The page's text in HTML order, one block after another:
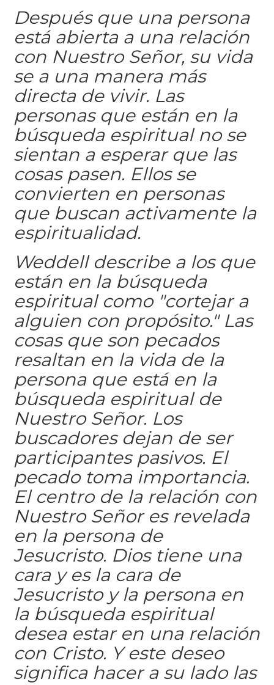
Después que una persona
está abierta a una relación
con Nuestro Señor, su vida
se a una manera más
directa de vivir. Las
personas que están en la
búsqueda espiritual no se
sientan a esperar que las
cosas pasen. Ellos se
convierten en personas
que buscan activamente la
espiritualidad.
Weddell describe a los que
están en la búsqueda
espiritual como "cortejar a
alguien con propósito." Las
cosas que son pecados
resaltan en la vida de la
persona que está en la
búsqueda espiritual de
Nuestro Señor. Los
buscadores dejan de ser
participantes pasivos. El
pecado toma importancia.
El centro de la relación con
Nuestro Señor es revelada
en la persona de
Jesucristo. Dios tiene una
cara y es la cara de
Jesucristo y la persona en
la búsqueda espiritual
desea estar en una relación
con Cristo. Y este deseo
significa hacer a su lado las